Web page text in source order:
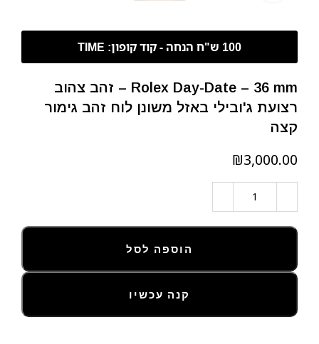
Rolex Day-Date – 36 mm – זהב צהוב
רצועת ג'ובילי באזל משונן לוח זהב גימור
קצה
₪
הוספה לסל
קנה עכשיו